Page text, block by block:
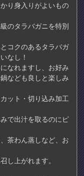
り身入りがよいもの
のタラバガニを特別
コクのあるタラバガ
なし！
なれますし、お好み
なども良しと楽しみ
ット・切り込み加工
で出汁を取るのにピ
茶わん蒸しなど、お
し上がれます。